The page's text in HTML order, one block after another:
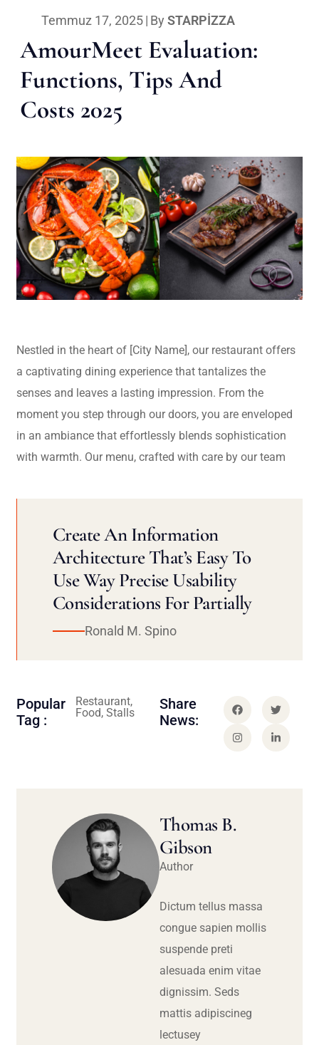
Temmuz 17, 2025| By STARPIZZA
AmourMeet Evaluation:
Functions, Tips And
Costs 2025
Nestled in the heart of [City Name], our restaurant offers
a captivating dining experience that tantalizes the
senses and leaves a lasting impression. From the
moment you step through our doors, you are enveloped
in an ambiance that effortlessly blends sophistication
with warmth. Our menu, crafted with care by our team
Create An Information
Architecture That’s Easy To
Use Way Precise Usability
Considerations For Partially
Ronald M. Spino
Popular
Tag :
Restaurant,
Food, Stalls
Share
News:
Thomas B.
Gibson
Author
Dictum tellus massa
congue sapien mollis
suspende preti
alesuada enim vitae
dignissim. Seds
mattis adipiscineg
lectusey